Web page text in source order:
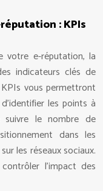
: KPIs
votre e-réputation, la
indicateurs clés de
vous permettront
les points à
suivre le nombre de
dans les
les réseaux sociaux.
l’impact des